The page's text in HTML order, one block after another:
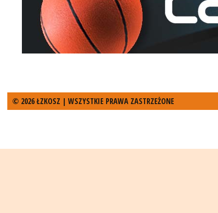
© 2026 ŁZKOSZ | WSZYSTKIE PRAWA ZASTRZEŻONE